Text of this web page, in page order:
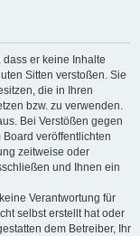
er keine Inhalte
Sitten verstoßen. Sie
die in Ihren
bzw. zu verwenden.
Bei Verstößen gegen
veröffentlichten
zeitweise oder
und Ihnen ein
Verantwortung für
selbst erstellt hat oder
dem Betreiber, Ihr